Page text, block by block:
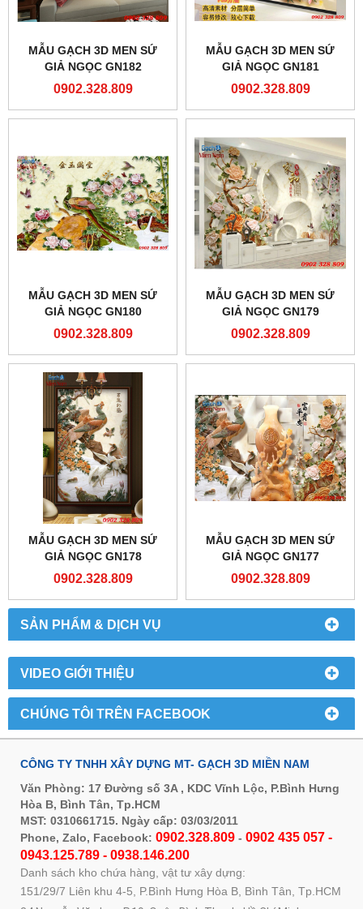
SẢN PHẨM & DỊCH VỤ
VIDEO GIỚI THIỆU
CHÚNG TÔI TRÊN FACEBOOK
MẪU GẠCH 3D MEN SỨ
GIẢ NGỌC GN182
0902.328.809
MẪU GẠCH 3D MEN SỨ
GIẢ NGỌC GN181
0902.328.809
MẪU GẠCH 3D MEN SỨ
GIẢ NGỌC GN180
0902.328.809
MẪU GẠCH 3D MEN SỨ
GIẢ NGỌC GN179
0902.328.809
MẪU GẠCH 3D MEN SỨ
GIẢ NGỌC GN178
0902.328.809
MẪU GẠCH 3D MEN SỨ
GIẢ NGỌC GN177
0902.328.809
CÔNG TY TNHH XÂY DỰNG MT- GẠCH 3D MIỀN NAM
Văn Phòng: 17 Đường số 3A , KDC Vĩnh Lộc, P.Bình Hưng
Hòa B, Bình Tân, Tp.HCM
MST: 0310661715. Ngày cấp: 03/03/2011
Phone, Zalo, Facebook: 0902.328.809 - 0902 435 057 -
0943.125.789 - 0938.146.200
Danh sách kho chứa hàng, vật tư xây dựng:
151/29/7 Liên khu 4-5, P.Bình Hưng Hòa B, Bình Tân, Tp.HCM